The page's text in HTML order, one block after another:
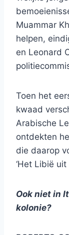
Muammar
helpen,
en Leonard
Toen het
kwaad
Arabische
ontdekten
die daarop
‘Het Libië
Ook niet in
kolonie?